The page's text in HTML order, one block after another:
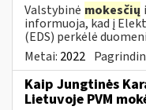
Valstybinė mokesčių
informuoja, kad į
(EDS) perkėlė
Metai: 2022
Kaip Jungtinės
Lietuvoje PVM